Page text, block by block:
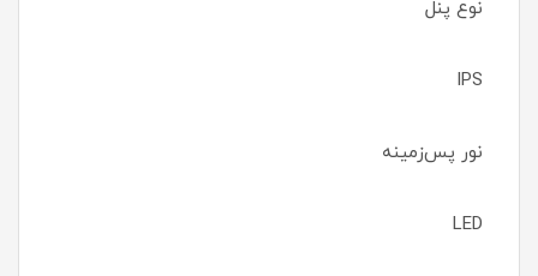
نوع پنل
IPS
نور پس‌زمینه
LED